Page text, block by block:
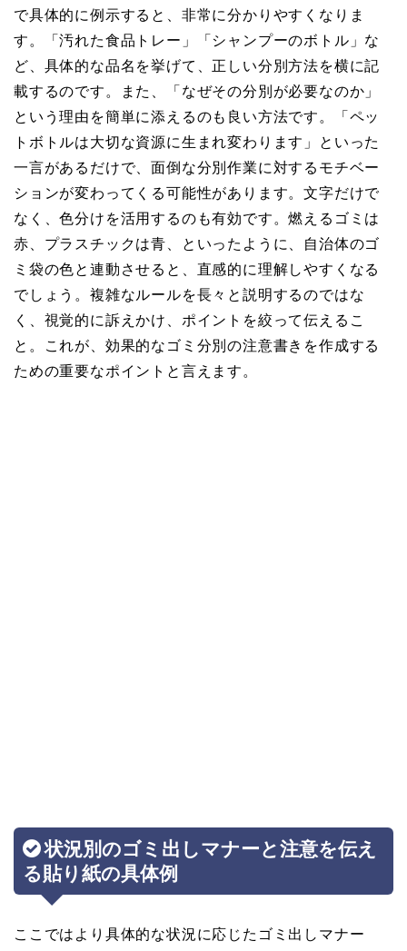
で具体的に例示すると、非常に分かりやすくなりま
す。「汚れた食品トレー」「シャンプーのボトル」な
ど、具体的な品名を挙げて、正しい分別方法を横に記
載するのです。また、「なぜその分別が必要なのか」
という理由を簡単に添えるのも良い方法です。「ペッ
トボトルは大切な資源に生まれ変わります」といった
一言があるだけで、面倒な分別作業に対するモチベー
ションが変わってくる可能性があります。文字だけで
なく、色分けを活用するのも有効です。燃えるゴミは
赤、プラスチックは青、といったように、自治体のゴ
ミ袋の色と連動させると、直感的に理解しやすくなる
でしょう。複雑なルールを長々と説明するのではな
く、視覚的に訴えかけ、ポイントを絞って伝えるこ
と。これが、効果的なゴミ分別の注意書きを作成する
ための重要なポイントと言えます。
状況別のゴミ出しマナーと注意を伝え
る貼り紙の具体例
ここではより具体的な状況に応じたゴミ出しマナー